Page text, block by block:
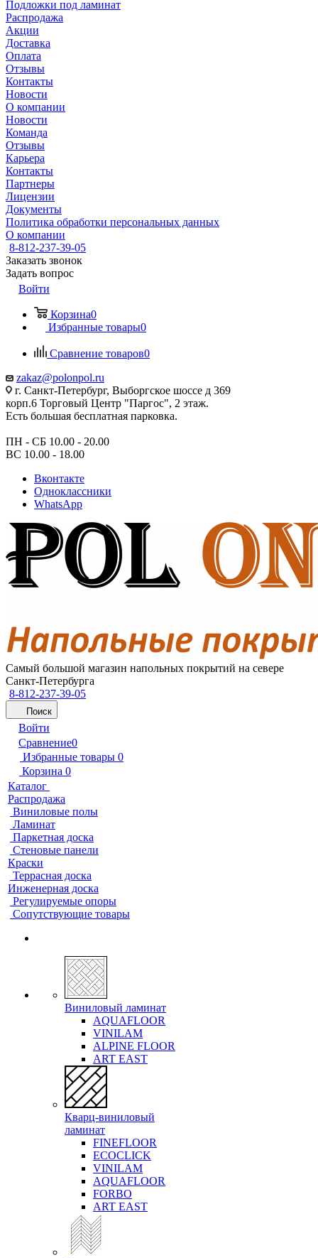
Подложки под ламинат
Распродажа
Акции
Доставка
Оплата
Отзывы
Контакты
Новости
О компании
Новости
Команда
Отзывы
Карьера
Контакты
Партнеры
Лицензии
Документы
Политика обработки персональных данных
О компании
8-812-237-39-05
Заказать звонок
Задать вопрос
Войти
Корзина0
Избранные товары0
Сравнение товаров0
zakaz@polonpol.ru
г. Санкт-Петербург, Выборгское шоссе д 369
корп.6 Торговый Центр "Паргос", 2 этаж.
Есть большая бесплатная парковка.
ПН - СБ 10.00 - 20.00
ВС 10.00 - 18.00
Вконтакте
Одноклассники
WhatsApp
Самый большой магазин напольных покрытий на севере
Санкт-Петербурга
8-812-237-39-05
Поиск
Войти
Сравнение0
Избранные товары 0
Корзина 0
Каталог
Распродажа
Виниловые полы
Ламинат
Паркетная доска
Стеновые панели
Краски
Террасная доска
Инженерная доска
Регулируемые опоры
Сопутствующие товары
Виниловый ламинат
AQUAFLOOR
VINILAM
ALPINE FLOOR
ART EAST
Кварц-виниловый
ламинат
FINEFLOOR
ECOCLICK
VINILAM
AQUAFLOOR
FORBO
ART EAST